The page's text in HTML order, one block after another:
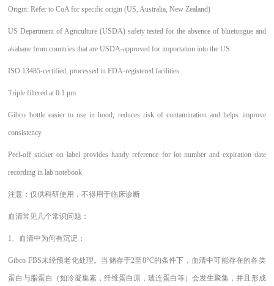
Origin: Refer to CoA for specific origin (US, Australia, New Zealand)
US Department of Agriculture (USDA) safety tested for the absence of bluetongue and
akabane from countries that are USDA-approved for importation into the US
ISO 13485-certified; processed in FDA-registered facilities
Triple filtered at 0.1 μm
Gibco bottle easier to use in hood, reduces risk of contamination and helps improve
consistency
Peel-off sticker on label provides handy reference for lot number and expiration date
recording in lab notebook
注意：仅供科研使用，不得用于临床诊断
血清常见几个常识问题：
1、 血清中为何有沉淀：
Gibco FBS未经预老化处理。当储存于2至8°C的条件下，血清中可能存在的各类
蛋白与脂蛋白（如冷凝集素，纤维蛋白原，玻连蛋白等）会发生聚集，并且形成